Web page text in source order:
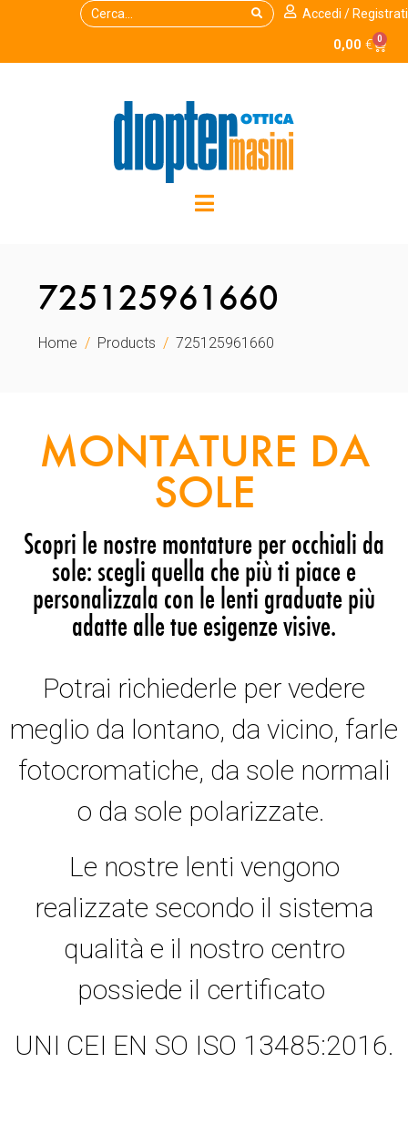
Accedi / Registrati
0,00 € 0
725125961660
Home Products 725125961660
MONTATURE DA
SOLE
Scopri le nostre montature per occhiali da
sole: scegli quella che più ti piace e
personalizzala con le lenti graduate più
adatte alle tue esigenze visive.
Potrai richiederle per vedere
meglio da lontano, da vicino, farle
fotocromatiche, da sole normali
o da sole polarizzate.
Le nostre lenti vengono
realizzate secondo il sistema
qualità e il nostro centro
possiede il certificato
UNI CEI EN SO ISO 13485:2016.